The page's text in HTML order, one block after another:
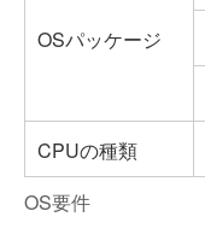
OS要件
OSパッケージ
CPUの種類